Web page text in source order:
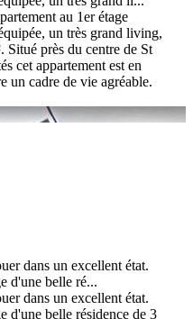
au 1er étage
un très grand living,
Situé près du centre de St
cet appartement est en
un cadre de vie agréable.
dans un excellent état.
d'une belle ré...
dans un excellent état.
d'une belle résidence de 3